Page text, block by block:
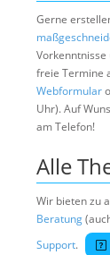
Gerne
Vorkenntnisse
freie Termine
Webformular
Uhr). Auf
am Telefon!
Alle
Wir bieten zu
Beratung
Support.